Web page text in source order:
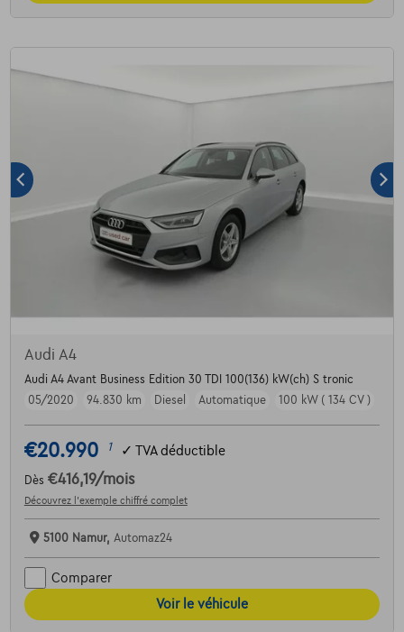
Audi A4
Audi A4 Avant Business Edition 30 TDI 100(136) kW(ch) S tronic
05/2020
94.830 km Diesel Automatique 100 kW ( 134 CV )
€20.990 1 ✓ TVA déductible
Dès €416,19/mois
Découvrez l’exemple chiffré complet
5100 Namur, Automaz24
Comparer
Voir le véhicule